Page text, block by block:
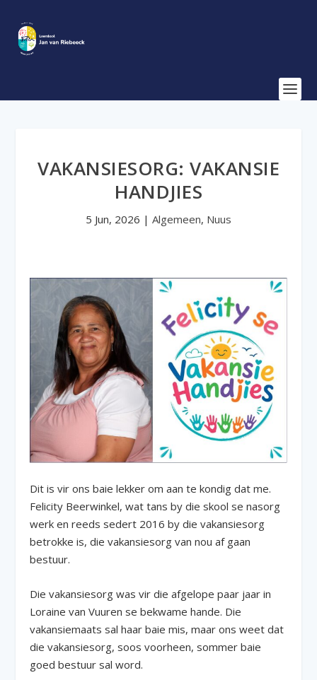
VAKANSIESORG: VAKANSIE
HANDJIES
5 Jun, 2026 | Algemeen, Nuus
Dit is vir ons baie lekker om aan te kondig dat me.
Felicity Beerwinkel, wat tans by die skool se nasorg
werk en reeds sedert 2016 by die vakansiesorg
betrokke is, die vakansiesorg van nou af gaan
bestuur.
Die vakansiesorg was vir die afgelope paar jaar in
Loraine van Vuuren se bekwame hande. Die
vakansiemaats sal haar baie mis, maar ons weet dat
die vakansiesorg, soos voorheen, sommer baie
goed bestuur sal word.